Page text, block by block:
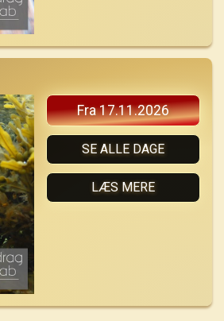
Fra 17.11.2026
SE ALLE DAGE
LÆS MERE